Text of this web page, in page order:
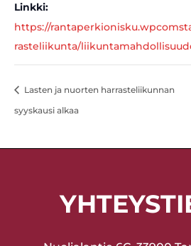
Linkki:
https://
rasteliikunta/
Lasten ja nuorten harrasteliikunnan
syyskausi alkaa